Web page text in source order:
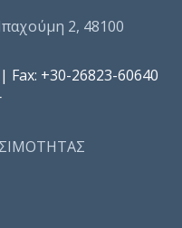
2, 48100
+30-26823-60640